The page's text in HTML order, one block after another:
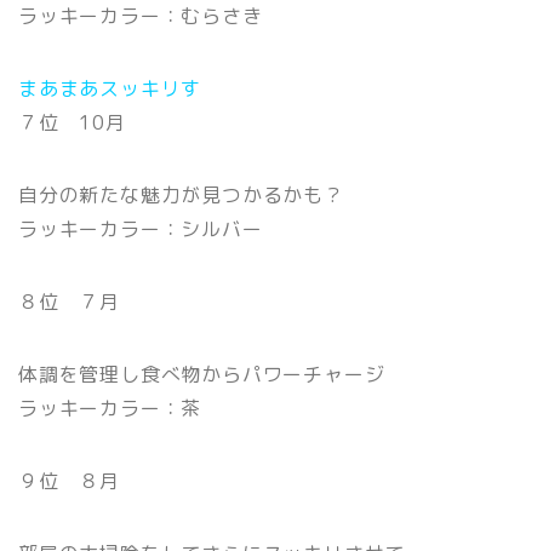
ラッキーカラー：むらさき
まあまあスッキリす
７位 10月
自分の新たな魅力が見つかるかも？
ラッキーカラー：シルバー
８位 ７月
体調を管理し食べ物からパワーチャージ
ラッキーカラー：茶
９位 ８月